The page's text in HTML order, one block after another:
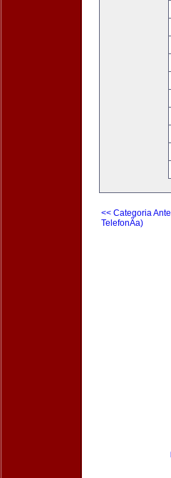
<< Categoria
TelefonÃ­a)